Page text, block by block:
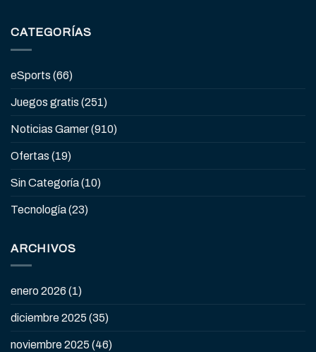
CATEGORÍAS
eSports (66)
Juegos gratis (251)
Noticias Gamer(910)
Ofertas (19)
Sin Categoría(10)
Tecnología(23)
ARCHIVOS
enero 2026 (1)
diciembre 2025 (35)
noviembre 2025 (46)